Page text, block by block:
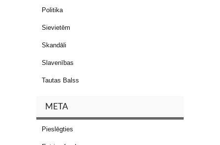
Politika
Sievietēm
Skandāli
Slavenības
Tautas Balss
META
Pieslēgties